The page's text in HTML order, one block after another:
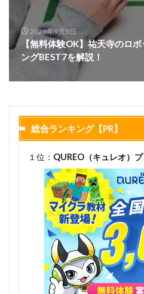
2023年9月5日
【無料体験OK】祐天寺のロ
ングBEST7を解説！
総合ランキング【PR】
１位： QUREO（キュレオ）